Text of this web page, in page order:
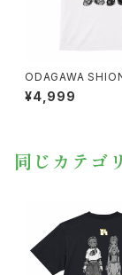
ODAGAWA
ャラクターバージョン
¥4,999
同じカテゴ